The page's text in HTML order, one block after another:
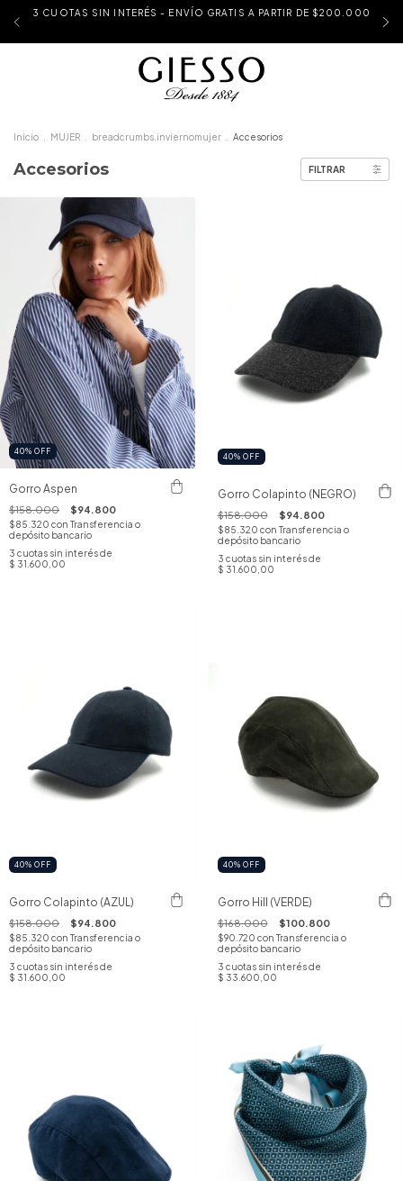
3 CUOTAS SIN INTERÉS - ENVÍO GRATIS A PARTIR DE $200.000
Inicio MUJER breadcrumbs.inviernomujer Accesorios
Accesorios FILTRAR
40% OFF
Gorro Aspen
$158.000 $94.800
$85.320 con Transferencia o
depósito bancario
3 cuotas sin interés de
$ 31.600,00
40% OFF
Gorro Colapinto (NEGRO)
$158.000 $94.800
$85.320 con Transferencia o
depósito bancario
3 cuotas sin interés de
$ 31.600,00
40% OFF
Gorro Colapinto (AZUL)
$158.000 $94.800
$85.320 con Transferencia o
depósito bancario
3 cuotas sin interés de
$ 31.600,00
40% OFF
Gorro Hill (VERDE)
$168.000 $100.800
$90.720 con Transferencia o
depósito bancario
3 cuotas sin interés de
$ 33.600,00